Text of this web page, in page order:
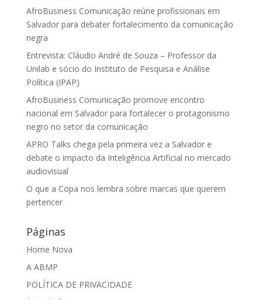
AfroBusiness Comunicação reúne profissionais em
Salvador para debater fortalecimento da comunicação
negra
Entrevista: Cláudio André de Souza – Professor da
Unilab e sócio do Instituto de Pesquisa e Análise
Política (IPAP)
AfroBusiness Comunicação promove encontro
nacional em Salvador para fortalecer o protagonismo
negro no setor da comunicação
APRO Talks chega pela primeira vez a Salvador e
debate o impacto da Inteligência Artificial no mercado
audiovisual
O que a Copa nos lembra sobre marcas que querem
pertencer
Páginas
Home Nova
A ABMP
POLÍTICA DE PRIVACIDADE